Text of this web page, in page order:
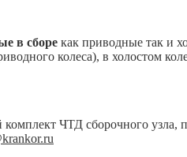
в сборе как приводные так и
колеса), в холостом
ЧТД сборочного